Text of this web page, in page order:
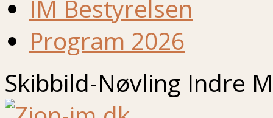
IM Bestyrelsen
Program 2026
Skibbild-Nøvling Indre